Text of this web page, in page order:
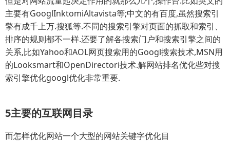
主要有GooglInktomiAltavista等;中文的有百度,虽然搜索引
擎有成千上万.搜狐等.不同的搜索引擎对页面的抓取和索引、
排序的规则都不一样.还要了解各搜索门户和搜索引擎之间的
关系,比如Yahoo和AOL网页搜索用的Googl搜索技术,MSN用
的Looksmart和OpenDirectori技术.解网站排名优化些对搜
索引擎优化googl优化非常重要.
5主要的互联网目录
而怎样优化网站一个大型的网站关键字优化目